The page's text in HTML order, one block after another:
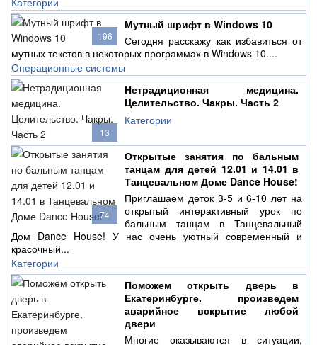
196
Мутный шрифт в Windows 10
Сегодня расскажу как избавиться от
мутных текстов в некоторых программах в Windows 10....
Операционные системы
13
Нетрадиционная медицина.
Целительство. Чакры. Часть 2
Категории
74
Открытые занятия по бальным
танцам для детей 12.01 и 14.01 в
Танцевальном Доме Dance House!
Приглашаем деток 3-5 и 6-10 лет на
открытый интерактивный урок по
бальным танцам в Танцевальный
Дом Dance House! У нас очень уютный современный и
красочный...
Категории
Поможем открыть дверь в
Екатеринбурге, произведем
аварийное вскрытие любой
двери
Многие оказываются в ситуации,